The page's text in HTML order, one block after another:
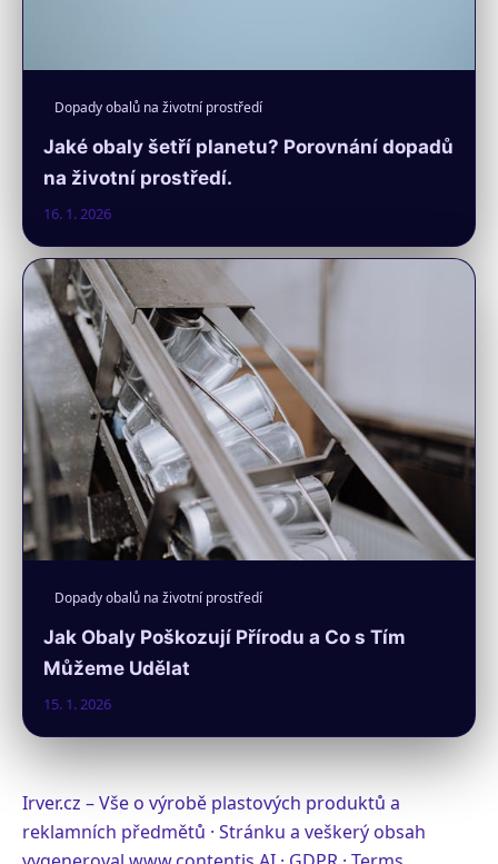
Dopady obalů na životní prostředí
Jaké obaly šetří planetu? Porovnání dopadů
na životní prostředí.
16. 1. 2026
Dopady obalů na životní prostředí
Jak Obaly Poškozují Přírodu a Co s Tím
Můžeme Udělat
15. 1. 2026
Irver.cz – Vše o výrobě plastových produktů a
reklamních předmětů · Stránku a veškerý obsah